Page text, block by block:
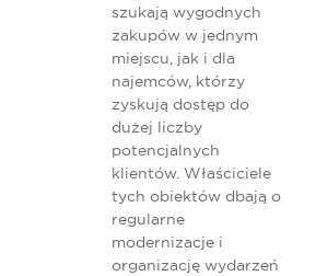
szukają wygodnych
zakupów w jednym
miejscu, jak i dla
najemców, którzy
zyskują dostęp do
dużej liczby
potencjalnych
klientów. Właściciele
tych obiektów dbają o
regularne
modernizacje i
organizację wydarzeń